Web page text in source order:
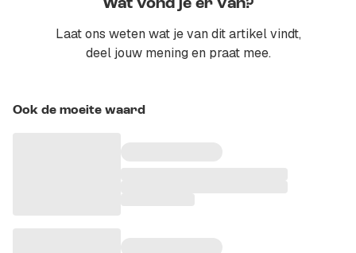
Wat vond je er van?
Laat ons weten wat je van dit artikel vindt,
deel jouw mening en praat mee.
Ook de moeite waard